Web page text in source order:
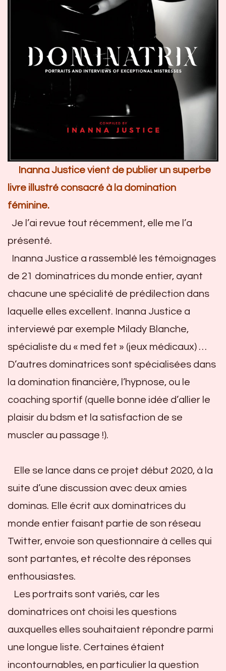
Inanna Justice vient de publier un superbe
livre illustré consacré à la domination
féminine.
Je l’ai revue tout récemment, elle me l’a
présenté.
Inanna Justice a rassemblé les témoignages
de 21 dominatrices du monde entier, ayant
chacune une spécialité de prédilection dans
laquelle elles excellent. Inanna Justice a
interviewé par exemple Milady Blanche,
spécialiste du « med fet » (jeux médicaux) …
D’autres dominatrices sont spécialisées dans
la domination financière, l’hypnose, ou le
coaching sportif (quelle bonne idée d’allier le
plaisir du bdsm et la satisfaction de se
muscler au passage !).
Elle se lance dans ce projet début 2020, à la
suite d’une discussion avec deux amies
dominas. Elle écrit aux dominatrices du
monde entier faisant partie de son réseau
Twitter, envoie son questionnaire à celles qui
sont partantes, et récolte des réponses
enthousiastes.
Les portraits sont variés, car les
dominatrices ont choisi les questions
auxquelles elles souhaitaient répondre parmi
une longue liste. Certaines étaient
incontournables, en particulier la question